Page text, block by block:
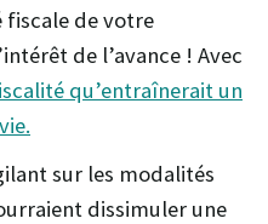
fiscale de votre
de l’avance ! Avec
qu’entraînerait un
sur les modalités
dissimuler une